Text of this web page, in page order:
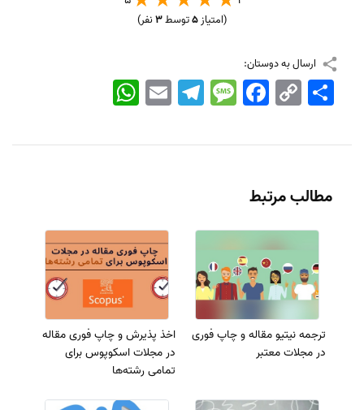
(امتیاز5توسط3نفر)
ارسال به دوستان:
WhatsApp EmailTelegramMessageFacebook Copy
Link
اشتراک
مطالب مرتبط
ترجمه نیتیو مقاله و چاپ فوری
در مجلات معتبر
اخذ پذیرش و چاپ فوری مقاله
در مجلات اسکوپوس برای
تمامی رشته‌ها